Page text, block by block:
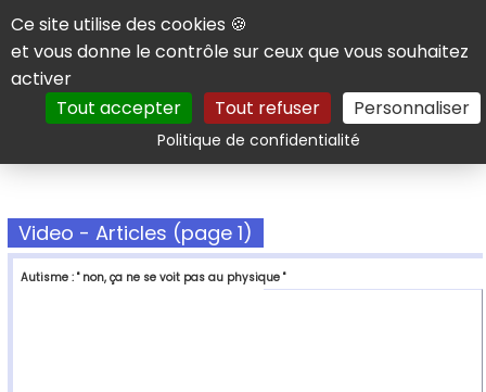
Panneau de gestion des cookies
Ce site utilise des cookies 🍪
et vous donne le contrôle sur ceux que vous souhaitez
activer
Tout accepter
Tout refuser Personnaliser
Politique de confidentialitéRechercher
Video - Articles (page 1)
Autisme : " non, ça ne se voit pas au physique "